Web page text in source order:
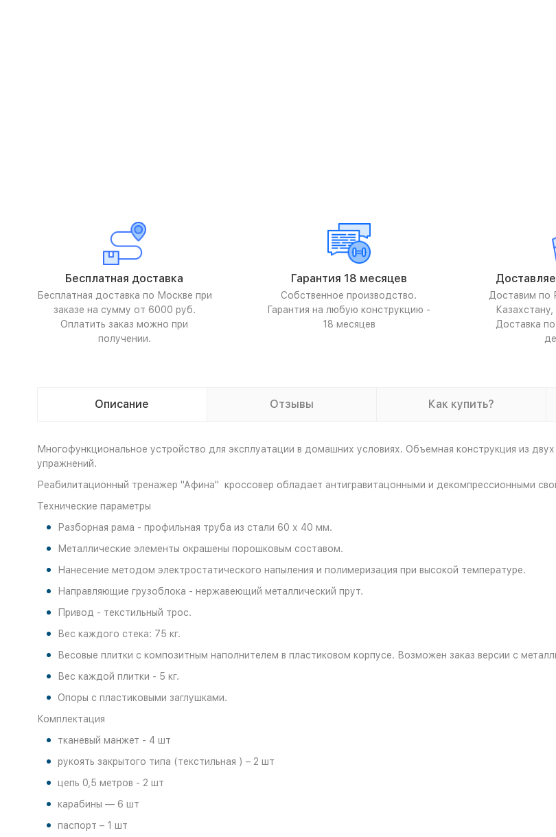
Бесплатная доставка
Бесплатная доставка по Москве при
заказе на сумму от 6000 руб.
Оплатить заказ можно при
получении.
Гарантия 18 месяцев
Собственное производство.
Гарантия на любую конструкцию -
18 месяцев
Доставим по
Доставка
Описание Отзывы Как купить?
Многофункциональное устройство для эксплуатации в домашних условиях. Объемная конструкция из
упражнений.
Реабилитационный тренажер "Афина" кроссовер обладает антигравитацонными и декомпрессионными
Технические параметры
Разборная рама - профильная труба из стали 60 х 40 мм.
Металлические элементы окрашены порошковым составом.
Нанесение методом электростатического напыления и полимеризация при высокой температуре.
Направляющие грузоблока - нержавеющий металлический прут.
Привод - текстильный трос.
Вес каждого стека: 75 кг.
Весовые плитки с композитным наполнителем в пластиковом корпусе. Возможен заказ версии с
Вес каждой плитки - 5 кг.
Опоры с пластиковыми заглушками.
Комплектация
тканевый манжет - 4 шт
рукоять закрытого типа (текстильная ) – 2 шт
цепь 0,5 метров - 2 шт
карабины — 6 шт
паспорт – 1 шт